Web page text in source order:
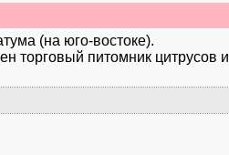
(на юго-востоке).
торговый питомник цитрусов и